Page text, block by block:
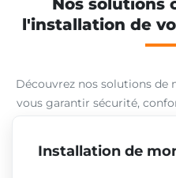
l'installation de
Découvrez nos solutions de
vous garantir sécurité,
Installation de